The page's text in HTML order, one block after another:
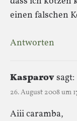
einen falschen
Antworten
Kasparovsagt:
26. August 2008 um
Aiii caramba,